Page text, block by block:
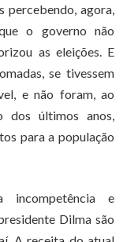
percebendo, agora,
o governo não
as eleições. E
se tivessem
e não foram, ao
dos últimos anos,
para a população
e
Dilma são